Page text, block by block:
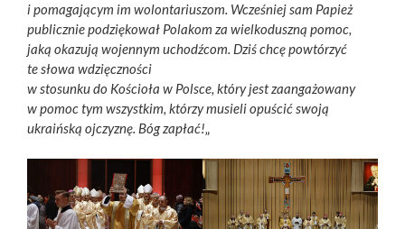
i pomagającym im wolontariuszom. Wcześniej sam Papież
publicznie podziękował Polakom za wielkoduszną pomoc,
jaką okazują wojennym uchodźcom. Dziś chcę powtórzyć
te słowa wdzięczności
w stosunku do Kościoła w Polsce, który jest zaangażowany
w pomoc tym wszystkim, którzy musieli opuścić swoją
ukraińską ojczyznę. Bóg zapłać!„